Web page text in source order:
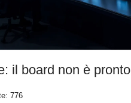
il board non è pronto
776